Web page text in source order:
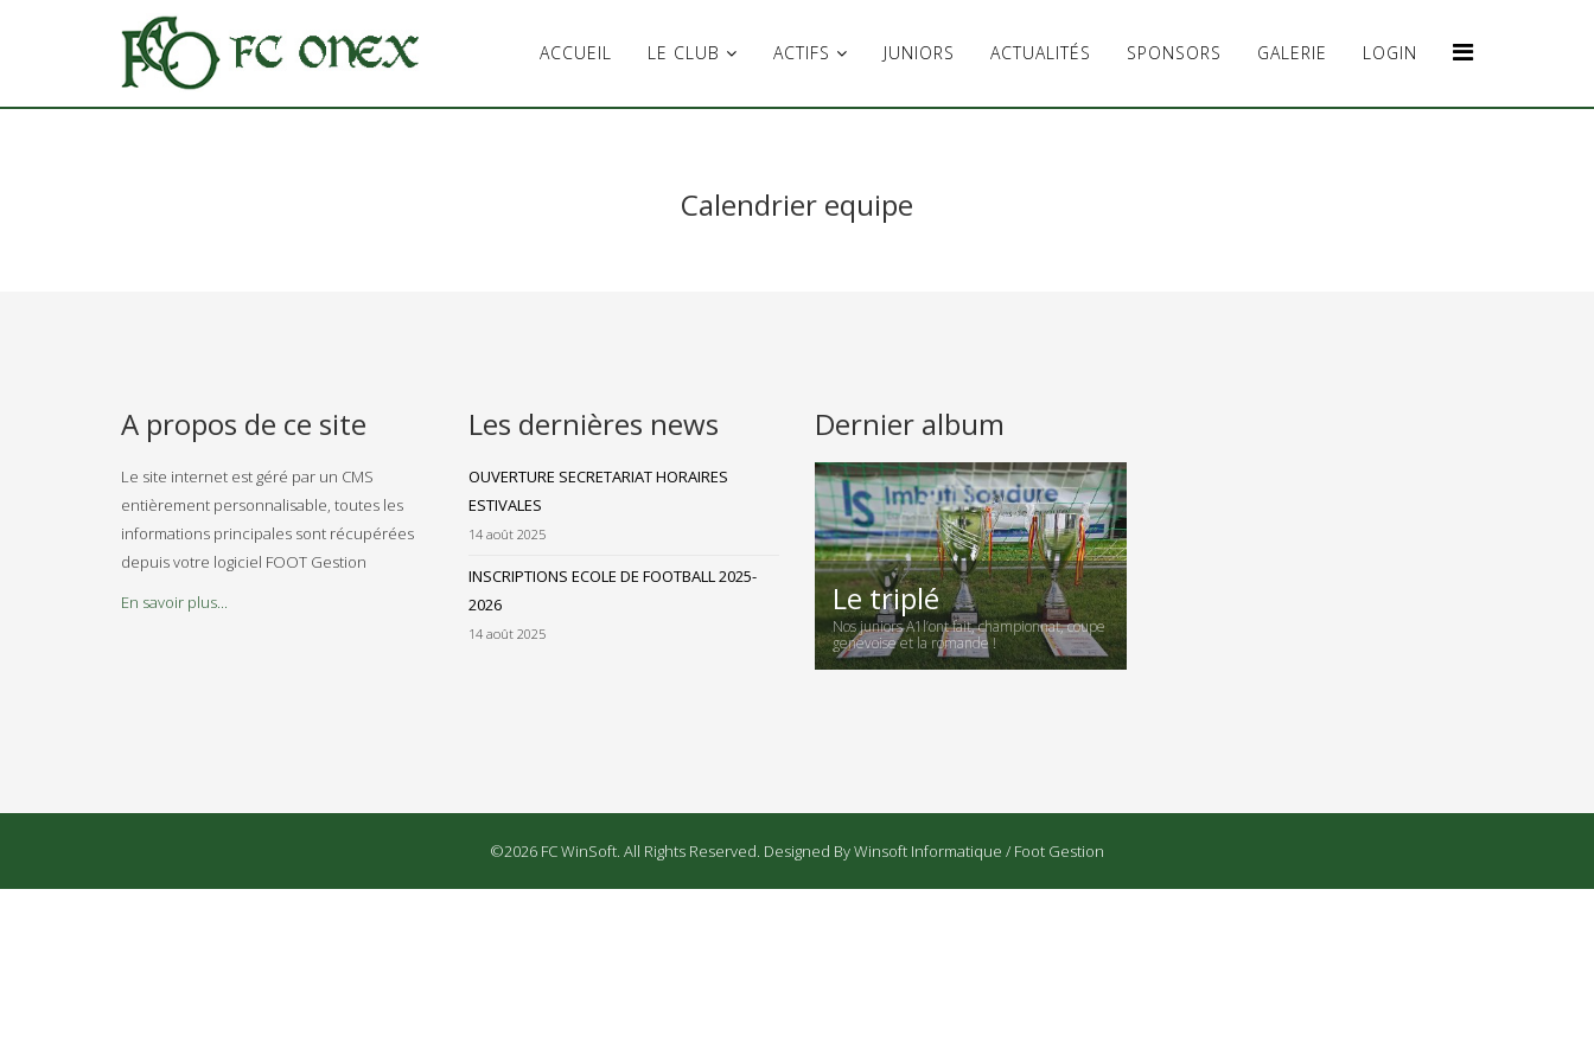
ACCUEIL LE CLUB ACTIFS JUNIORS ACTUALITÉS SPONSORS GALERIE LOGIN
Calendrier equipe
A propos de ce site
Le site internet est géré par un CMS
entièrement personnalisable, toutes les
informations principales sont récupérées
depuis votre logiciel FOOT Gestion
En savoir plus...
Les dernières news
OUVERTURE SECRETARIAT HORAIRES
ESTIVALES
14 août 2025
INSCRIPTIONS ECOLE DE FOOTBALL 2025-
2026
14 août 2025
Dernier album
Le triplé
Nos juniors A1l’ont fait, championnat, coupe
genevoise et la romande !
©2026 FC WinSoft. All Rights Reserved. Designed By Winsoft Informatique / Foot Gestion